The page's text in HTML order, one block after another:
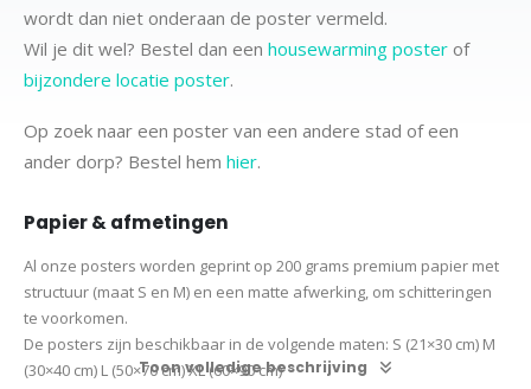
wordt dan niet onderaan de poster vermeld.
Wil je dit wel? Bestel dan een housewarming poster of
bijzondere locatie poster.
Op zoek naar een poster van een andere stad of een
ander dorp? Bestel hem hier.
Papier & afmetingen
Al onze posters worden geprint op 200 grams premium papier met
structuur (maat S en M) en een matte afwerking, om schitteringen
te voorkomen.
De posters zijn beschikbaar in de volgende maten: S (21×30 cm) M
(30×40 cm) L (50×70 cm) XL (60×90 cm)
Toon volledige beschrijving